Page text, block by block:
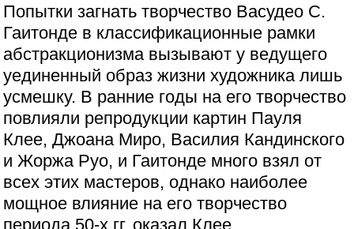
Попытки загнать творчество Васудео С.
Гаитонде в классификационные рамки
абстракционизма вызывают у ведущего
уединенный образ жизни художника лишь
усмешку. В ранние годы на его творчество
повлияли репродукции картин Пауля
Клее, Джоана Миро, Василия Кандинского
и Жоржа Руо, и Гаитонде много взял от
всех этих мастеров, однако наиболее
мощное влияние на его творчество
периода 50-х гг. оказал Клее.